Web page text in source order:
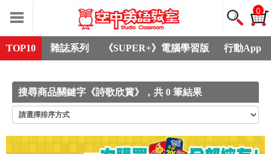
0
TOP10 雜誌系列 《SUPER+》電腦學習版 行動App
搜尋商品關鍵字《詩歌欣賞》，共 0 筆結果